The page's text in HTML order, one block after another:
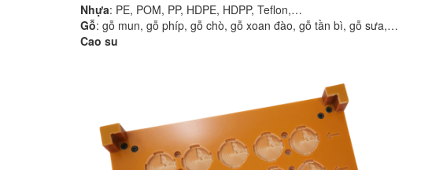
Nhựa: PE, POM, PP, HDPE, HDPP, Teflon,…
Gỗ: gỗ mun, gỗ phíp, gỗ chò, gỗ xoan đào, gỗ tần bì, gỗ sưa,…
Cao su